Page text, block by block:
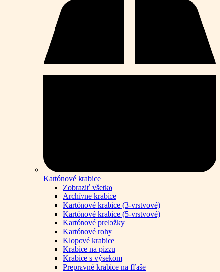
Kartónové krabice
Zobraziť všetko
Archívne krabice
Kartónové krabice (3-vrstvové)
Kartónové krabice (5-vrstvové)
Kartónové preložky
Kartónové rohy
Klopové krabice
Krabice na pizzu
Krabice s výsekom
Prepravné krabice na fľaše